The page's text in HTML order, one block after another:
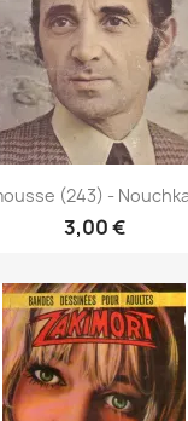
(243) -
3,00 €